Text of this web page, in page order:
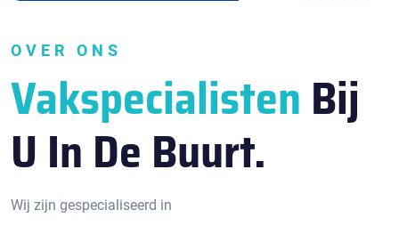
OVER ONS
Vakspecialisten Bij
U In De Buurt.
Wij zijn gespecialiseerd in